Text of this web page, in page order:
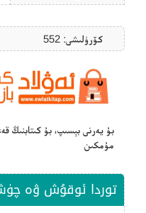
كۆرۈلىشى: 552
بۇ يەرنى بېسىپ، بۇ كىتابنىڭ
مۇمكىن
توردا ئوقۇش ۋە